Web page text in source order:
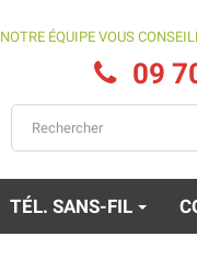
NOTRE ÉQUIPE VOUS
09
TÉL. SANS-FIL